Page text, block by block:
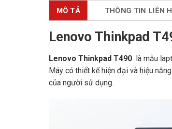
MÔ TẢ THÔNG TIN LIÊN
Lenovo Thinkpad
Lenovo Thinkpad T490 là mẫu
Máy có thiết kế hiện đại và hiệu
của người sử dụng.